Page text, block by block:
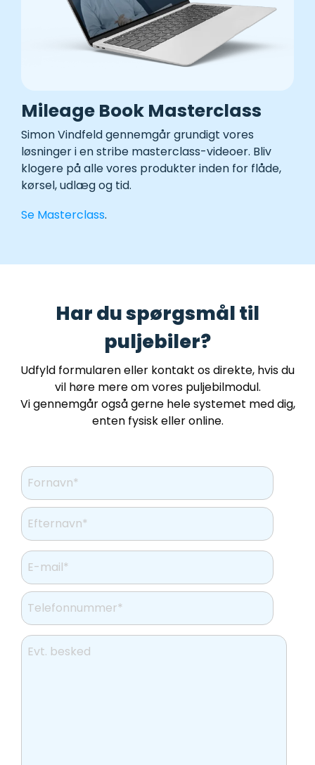
Mileage Book Masterclass
Simon Vindfeld gennemgår grundigt vores
løsninger i en stribe masterclass-videoer. Bliv
klogere på alle vores produkter inden for flåde,
kørsel, udlæg og tid.
Se Masterclass.
Har du spørgsmål til
puljebiler?
Udfyld formularen eller kontakt os direkte, hvis du
vil høre mere om vores puljebilmodul.
Vi gennemgår også gerne hele systemet med dig,
enten fysisk eller online.